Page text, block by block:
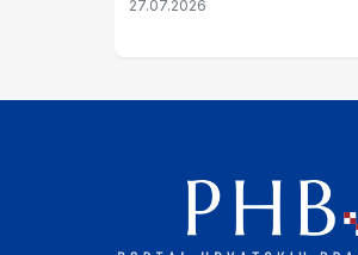
27.07.2026